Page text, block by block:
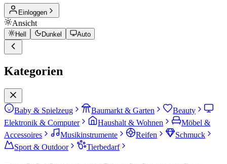
Einloggen
Ansicht
Hell Dunkel Auto
Kategorien
Baby & Spielzeug Baumarkt & Garten
Beauty
Elektronik & Computer
Haushalt & Wohnen
Möbel &
Accessoires
Musikinstrumente Reifen
Schmuck
Sport & Outdoor
Tierbedarf